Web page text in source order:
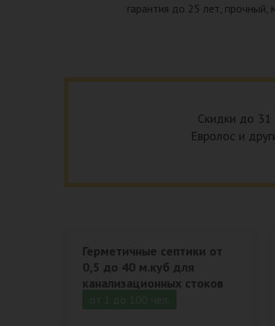
гарантия до 25 лет, прочный,
Скидки до
Евролос и
Герметичные септики от
0,5 до 40 м.куб для
канализационных стоков